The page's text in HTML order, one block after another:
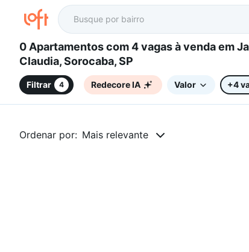
0 Apartamentos com 4 vagas à venda em Jardim Santa
Claudia, Sorocaba, SP
Filtrar 4 Redecore IA Valor +4
Ordenar por: Mais relevante